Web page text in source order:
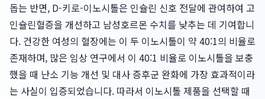
돕는 반면, D-키로-이노시톨은 인슐린 신호 전달에 관여하여 고
인슐린혈증을 개선하고 남성호르몬 수치를 낮추는 데 기여합니
다. 건강한 여성의 혈장에는 이 두 이노시톨이 약 40:1의 비율로
존재하며, 많은 임상 연구에서 이 40:1 비율로 이노시톨을 보충
했을 때 난소 기능 개선 및 대사 증후군 완화에 가장 효과적이라
는 사실이 입증되었습니다. 따라서 이노시톨 제품을 선택할 때